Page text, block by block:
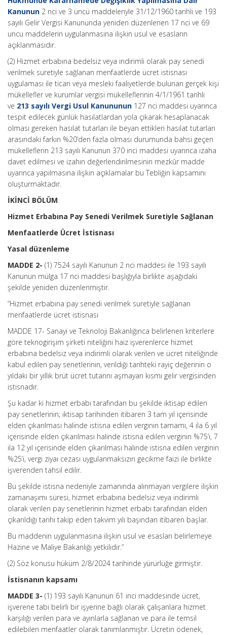
Kanunun 2 nci ve 3 üncü maddeleriyle 31/12/1960 tarihli ve 193
sayılı Gelir Vergisi Kanununda yeniden düzenlenen 17 nci ve 69
uncu maddelerin uygulanmasına ilişkin usul ve esasların
açıklanmasıdır.
(2) Hizmet erbabına bedelsiz veya indirimli olarak pay senedi
verilmek suretiyle sağlanan menfaatlerde ücret istisnası
uygulaması ile ticari veya mesleki faaliyetlerde bulunan gerçek kişi
mükellefler ve kurumlar vergisi mükelleflerinin 4/1/1961 tarihli
ve 213 sayılı Vergi Usul Kanununun 127 nci maddesi uyarınca
tespit edilecek günlük hasılatlardan yola çıkarak hesaplanacak
olması gereken hasılat tutarları ile beyan ettikleri hasılat tutarları
arasındaki farkın %20’den fazla olması durumunda bahsi geçen
mükelleflerin 213 sayılı Kanunun 370 inci maddesi uyarınca izaha
davet edilmesi ve izahın değerlendirilmesinin mezkûr madde
uyarınca yapılmasına ilişkin açıklamalar bu Tebliğin kapsamını
oluşturmaktadır.
İKİNCİ BÖLÜM
Hizmet Erbabına Pay Senedi Verilmek Suretiyle Sağlanan
Menfaatlerde Ücret İstisnası
Yasal düzenleme
MADDE 2- (1) 7524 sayılı Kanunun 2 nci maddesi ile 193 sayılı
Kanunun mülga 17 nci maddesi başlığıyla birlikte aşağıdaki
şekilde yeniden düzenlenmiştir.
“Hizmet erbabına pay senedi verilmek suretiyle sağlanan
menfaatlerde ücret istisnası
MADDE 17- Sanayi ve Teknoloji Bakanlığınca belirlenen kriterlere
göre teknogirişim şirketi niteliğini haiz işverenlerce hizmet
erbabına bedelsiz veya indirimli olarak verilen ve ücret niteliğinde
kabul edilen pay senetlerinin, verildiği tarihteki rayiç değerinin o
yıldaki bir yıllık brüt ücret tutarını aşmayan kısmı gelir vergisinden
istisnadır.
Şu kadar ki hizmet erbabı tarafından bu şekilde iktisap edilen
pay senetlerinin; iktisap tarihinden itibaren 3 tam yıl içerisinde
elden çıkarılması halinde istisna edilen verginin tamamı, 4 ila 6 yıl
içerisinde elden çıkarılması halinde istisna edilen verginin %75’i, 7
ila 12 yıl içerisinde elden çıkarılması halinde istisna edilen verginin
%25’i, vergi ziyaı cezası uygulanmaksızın gecikme faizi ile birlikte
işverenden tahsil edilir.
Bu şekilde istisna nedeniyle zamanında alınmayan vergilere ilişkin
zamanaşımı süresi, hizmet erbabına bedelsiz veya indirimli
olarak verilen pay senetlerinin hizmet erbabı tarafından elden
çıkarıldığı tarihi takip eden takvim yılı başından itibaren başlar.
Bu maddenin uygulanmasına ilişkin usul ve esasları belirlemeye
Hazine ve Maliye Bakanlığı yetkilidir.”
(2) Söz konusu hüküm 2/8/2024 tarihinde yürürlüğe girmiştir.
İstisnanın kapsamı
MADDE 3- (1) 193 sayılı Kanunun 61 inci maddesinde ücret,
işverene tabi belirli bir işyerine bağlı olarak çalışanlara hizmet
karşılığı verilen para ve ayınlarla sağlanan ve para ile temsil
edilebilen menfaatler olarak tanımlanmıştır. Ücretin ödenek,